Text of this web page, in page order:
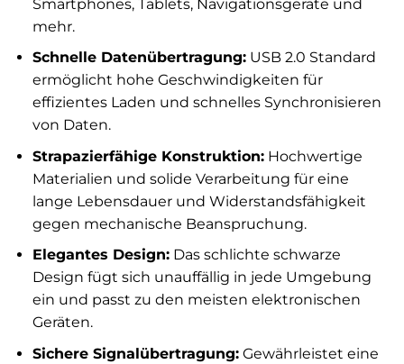
Smartphones, Tablets, Navigationsgeräte und
mehr.
Schnelle Datenübertragung:USB 2.0 Standard
ermöglicht hohe Geschwindigkeiten für
effizientes Laden und schnelles Synchronisieren
von Daten.
Strapazierfähige Konstruktion:Hochwertige
Materialien und solide Verarbeitung für eine
lange Lebensdauer und Widerstandsfähigkeit
gegen mechanische Beanspruchung.
Elegantes Design:Das schlichte schwarze
Design fügt sich unauffällig in jede Umgebung
ein und passt zu den meisten elektronischen
Geräten.
Sichere Signalübertragung:Gewährleistet eine